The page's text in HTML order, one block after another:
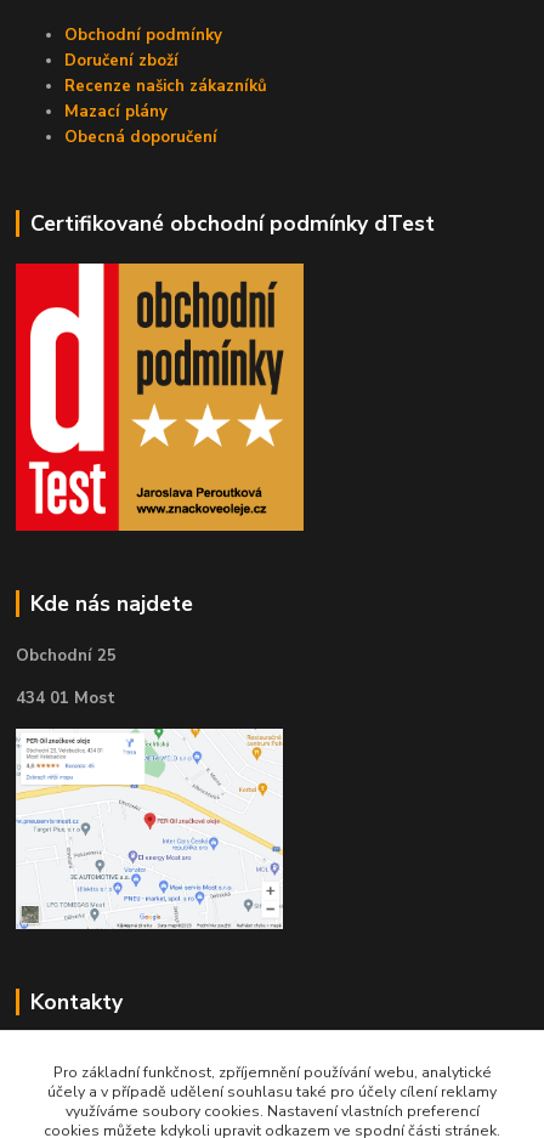
Obchodní podmínky
Doručení zboží
Recenze našich zákazníků
Mazací plány
Obecná doporučení
Certifikované obchodní podmínky dTest
Kde nás najdete
Obchodní 25
434 01 Most
Kontakty
Pro základní funkčnost, zpříjemnění používání webu, analytické
účely a v případě udělení souhlasu také pro účely cílení reklamy
využíváme soubory cookies. Nastavení vlastních preferencí
cookies můžete kdykoli upravit odkazem ve spodní části stránek.